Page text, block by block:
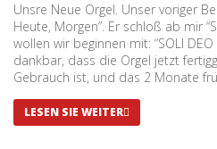
Unsre Neue Orgel. Unser voriger
Heute, Morgen”. Er schloß ab mir
wollen wir beginnen mit: “SOLI DEO
dankbar, dass die Orgel jetzt
Gebrauch ist, und das 2 Monate
LESEN SIE WEITER